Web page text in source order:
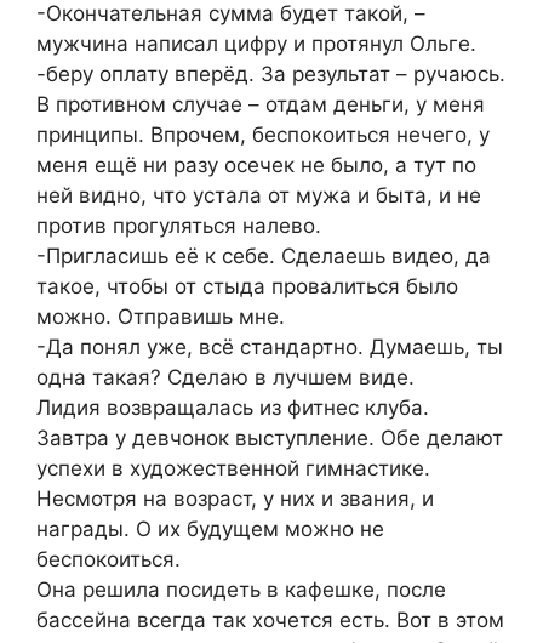
-Окончательная сумма будет такой, –
мужчина написал цифру и протянул Ольге.
-беру оплату вперёд. За результат – ручаюсь.
В противном случае – отдам деньги, у меня
принципы. Впрочем, беспокоиться нечего, у
меня ещё ни разу осечек не было, а тут по
ней видно, что устала от мужа и быта, и не
против прогуляться налево.
-Пригласишь её к себе. Сделаешь видео, да
такое, чтобы от стыда провалиться было
можно. Отправишь мне.
-Да понял уже, всё стандартно. Думаешь, ты
одна такая? Сделаю в лучшем виде.
Лидия возвращалась из фитнес клуба.
Завтра у девчонок выступление. Обе делают
успехи в художественной гимнастике.
Несмотря на возраст, у них и звания, и
награды. О их будущем можно не
беспокоиться.
Она решила посидеть в кафешке, после
бассейна всегда так хочется есть. Вот в этом